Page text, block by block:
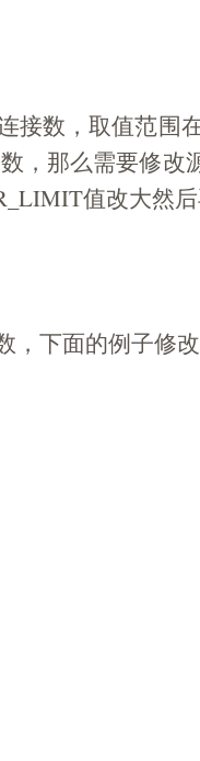
数，取值范围在
，那么需要修改
值改大然
下面的例子修改